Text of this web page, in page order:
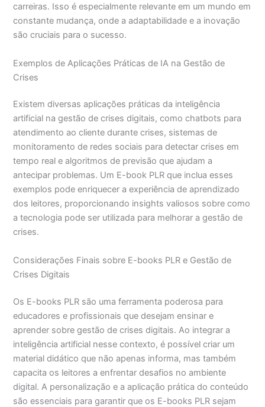
carreiras. Isso é especialmente relevante em um mundo em
constante mudança, onde a adaptabilidade e a inovação
são cruciais para o sucesso.
Exemplos de Aplicações Práticas de IA na Gestão de
Crises
Existem diversas aplicações práticas da inteligência
artificial na gestão de crises digitais, como chatbots para
atendimento ao cliente durante crises, sistemas de
monitoramento de redes sociais para detectar crises em
tempo real e algoritmos de previsão que ajudam a
antecipar problemas. Um E-book PLR que inclua esses
exemplos pode enriquecer a experiência de aprendizado
dos leitores, proporcionando insights valiosos sobre como
a tecnologia pode ser utilizada para melhorar a gestão de
crises.
Considerações Finais sobre E-books PLR e Gestão de
Crises Digitais
Os E-books PLR são uma ferramenta poderosa para
educadores e profissionais que desejam ensinar e
aprender sobre gestão de crises digitais. Ao integrar a
inteligência artificial nesse contexto, é possível criar um
material didático que não apenas informa, mas também
capacita os leitores a enfrentar desafios no ambiente
digital. A personalização e a aplicação prática do conteúdo
são essenciais para garantir que os E-books PLR sejam